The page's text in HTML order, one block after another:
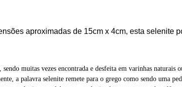
aproximadas de 15cm x 4cm, esta selenite
muitas vezes encontrada e desfeita em varinhas
a palavra selenite remete para o grego como sendo uma